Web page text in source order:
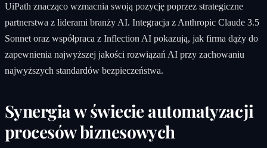
UiPath znacząco wzmacnia swoją pozycję poprzez strategiczne
partnerstwa z liderami branży AI. Integracja z Anthropic Claude 3.5
Sonnet oraz współpraca z Inflection AI pokazują, jak firma dąży do
zapewnienia najwyższej jakości rozwiązań AI przy zachowaniu
najwyższych standardów bezpieczeństwa.
Synergia w świecie automatyzacji
procesów biznesowych